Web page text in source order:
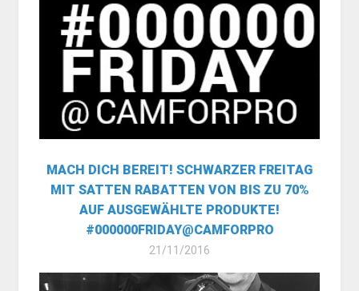
MACH DICH BEREIT! SCHWARZER FREITAG
MIT SATTEN RABATTEN VON BIS ZU 70%
AUF AUSGEWÄHLTE PRODUKTE!
#000000FRIDAY@CAMFORPRO
21/11/2016